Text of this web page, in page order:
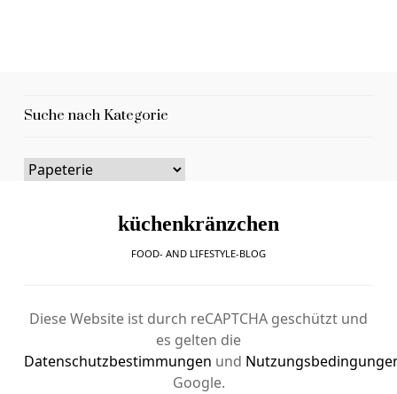
Suche nach Kategorie
küchenkränzchen
FOOD- AND LIFESTYLE-BLOG
Diese Website ist durch reCAPTCHA geschützt und
es gelten die
Datenschutzbestimmungen und
Google.